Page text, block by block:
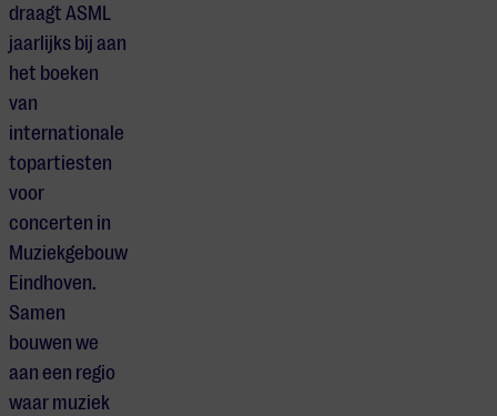
draagt ASML
jaarlijks bij aan
het boeken
van
internationale
topartiesten
voor
concerten in
Muziekgebouw
Eindhoven.
Samen
bouwen we
aan een regio
waar muziek